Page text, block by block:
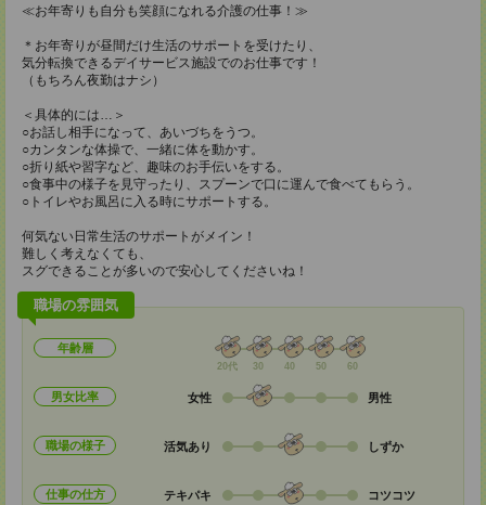
≪お年寄りも自分も笑顔になれる介護の仕事！≫
＊お年寄りが昼間だけ生活のサポートを受けたり、
気分転換できるデイサービス施設でのお仕事です！
（もちろん夜勤はナシ）
＜具体的には…＞
○お話し相手になって、あいづちをうつ。
○カンタンな体操で、一緒に体を動かす。
○折り紙や習字など、趣味のお手伝いをする。
○食事中の様子を見守ったり、スプーンで口に運んで食べてもらう。
○トイレやお風呂に入る時にサポートする。
何気ない日常生活のサポートがメイン！
難しく考えなくても、
スグできることが多いので安心してくださいね！
職場の雰囲気
年齢層
20代 30 40 50 60
男女比率 女性 男性
職場の様子 活気あり しずか
仕事の仕方 テキパキ コツコツ